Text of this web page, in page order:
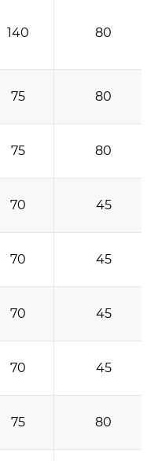
140 80
75 80
75 80
70 45
70 45
70 45
70 45
75 80